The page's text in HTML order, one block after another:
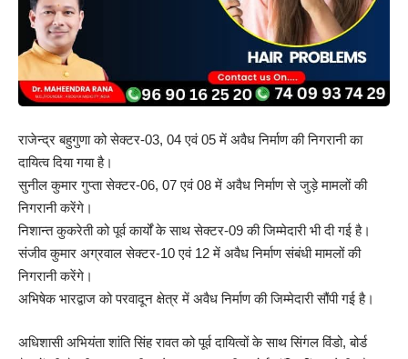
राजेन्द्र बहुगुणा को सेक्टर-03, 04 एवं 05 में अवैध निर्माण की निगरानी का
दायित्व दिया गया है।
सुनील कुमार गुप्ता सेक्टर-06, 07 एवं 08 में अवैध निर्माण से जुड़े मामलों की
निगरानी करेंगे।
निशान्त कुकरेती को पूर्व कार्यों के साथ सेक्टर-09 की जिम्मेदारी भी दी गई है।
संजीव कुमार अग्रवाल सेक्टर-10 एवं 12 में अवैध निर्माण संबंधी मामलों की
निगरानी करेंगे।
अभिषेक भारद्वाज को परवादून क्षेत्र में अवैध निर्माण की जिम्मेदारी सौंपी गई है।
अधिशासी अभियंता शांति सिंह रावत को पूर्व दायित्वों के साथ सिंगल विंडो, बोर्ड